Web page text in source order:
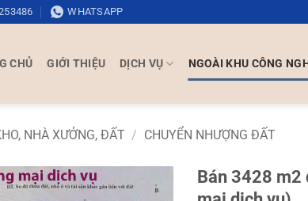
WHATSAPP
CHỦ GIỚI THIỆU DỊCH VỤ NGOÀI KHU CÔNG
NHÀ XƯỞNG, ĐẤT / CHUYỂN NHƯỢNG ĐẤT
Bán 3428 m2